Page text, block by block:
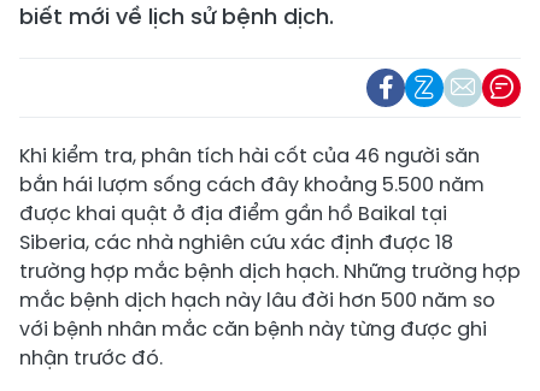
biết mới về lịch sử bệnh dịch.
Khi kiểm tra, phân tích hài cốt của 46 người săn
bắn hái lượm sống cách đây khoảng 5.500 năm
được khai quật ở địa điểm gần hồ Baikal tại
Siberia, các nhà nghiên cứu xác định được 18
trường hợp mắc bệnh dịch hạch. Những trường hợp
mắc bệnh dịch hạch này lâu đời hơn 500 năm so
với bệnh nhân mắc căn bệnh này từng được ghi
nhận trước đó.